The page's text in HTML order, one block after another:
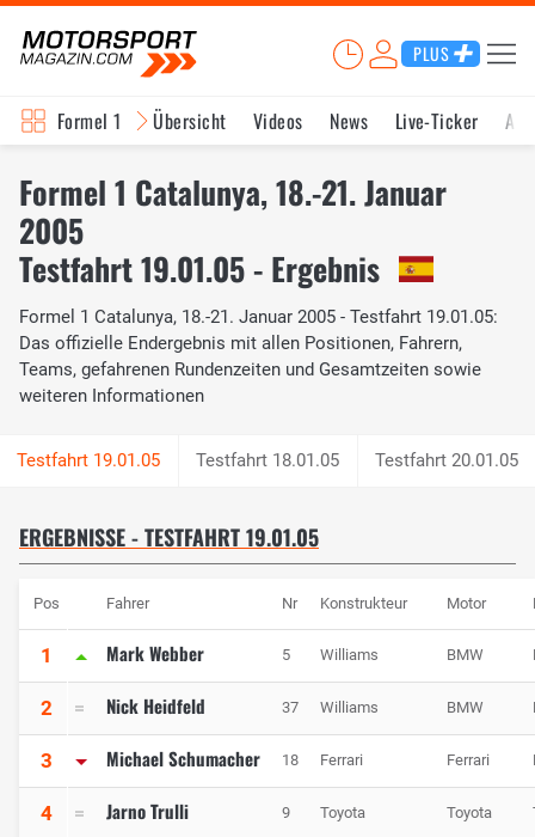
PLUS
Formel 1 Übersicht Videos News Live-Ticker
Formel 1 Catalunya, 18.-21. Januar
2005
Testfahrt 19.01.05 - Ergebnis
Formel 1 Catalunya, 18.-21. Januar 2005 - Testfahrt 19.01.05:
Das offizielle Endergebnis mit allen Positionen, Fahrern,
Teams, gefahrenen Rundenzeiten und Gesamtzeiten sowie
weiteren Informationen
Testfahrt 18.01.05 Testfahrt 20.01.05
ERGEBNISSE - TESTFAHRT 19.01.05
Pos Fahrer Nr Konstrukteur Motor
1 Mark Webber 5 Williams BMW
2 Nick Heidfeld 37 Williams BMW
3 Michael Schumacher 18 Ferrari Ferrari
4 Jarno Trulli 9 Toyota Toyota